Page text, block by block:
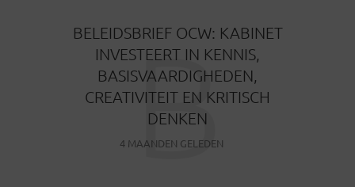
BELEIDSBRIEF OCW: KABINET
INVESTEERT IN KENNIS,
BASISVAARDIGHEDEN,
CREATIVITEIT EN KRITISCH
DENKEN
4 MAANDEN GELEDEN
B